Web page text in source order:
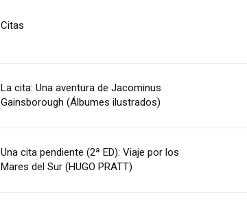
Citas
La cita: Una aventura de Jacominus
Gainsborough (Álbumes ilustrados)
Una cita pendiente (2ª ED): Viaje por los
Mares del Sur (HUGO PRATT)